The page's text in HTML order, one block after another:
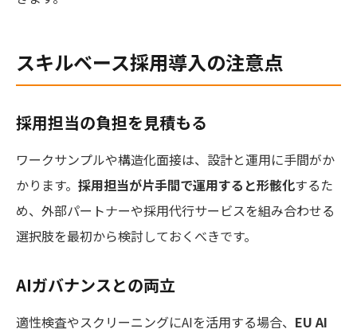
スキルベース採用導入の注意点
採用担当の負担を見積もる
ワークサンプルや構造化面接は、設計と運用に手間がか
かります。 採用担当が片手間で運用すると形骸化するた
め、外部パートナーや採用代行サービスを組み合わせる
選択肢を最初から検討しておくべきです。
AIガバナンスとの両立
適性検査やスクリーニングにAIを活用する場合、 EU AI